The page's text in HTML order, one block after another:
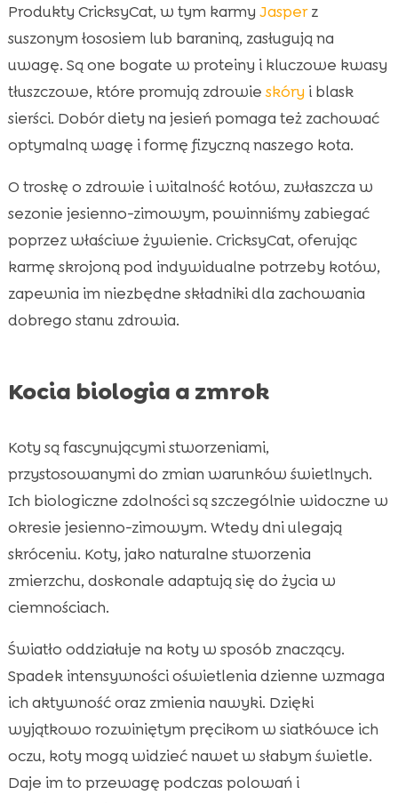
Produkty CricksyCat, w tym karmy Jasperz
suszonym łososiem lub baraniną, zasługują na
uwagę. Są one bogate w proteiny i kluczowe kwasy
tłuszczowe, które promują zdrowie skóry i blask
sierści. Dobór diety na jesień pomaga też zachować
optymalną wagę i formę fizyczną naszego kota.
O troskę o zdrowie i witalność kotów, zwłaszcza w
sezonie jesienno-zimowym, powinniśmy zabiegać
poprzez właściwe żywienie. CricksyCat, oferując
karmę skrojoną pod indywidualne potrzeby kotów,
zapewnia im niezbędne składniki dla zachowania
dobrego stanu zdrowia.
Kocia biologia a zmrok
Koty są fascynującymi stworzeniami,
przystosowanymi do zmian warunków świetlnych.
Ich biologiczne zdolności są szczególnie widoczne w
okresie jesienno-zimowym. Wtedy dni ulegają
skróceniu. Koty, jako naturalne stworzenia
zmierzchu, doskonale adaptują się do życia w
ciemnościach.
Światło oddziałuje na koty w sposób znaczący.
Spadek intensywności oświetlenia dzienne wzmaga
ich aktywność oraz zmienia nawyki. Dzięki
wyjątkowo rozwiniętym pręcikom w siatkówce ich
oczu, koty mogą widzieć nawet w słabym świetle.
Daje im to przewagę podczas polowań i